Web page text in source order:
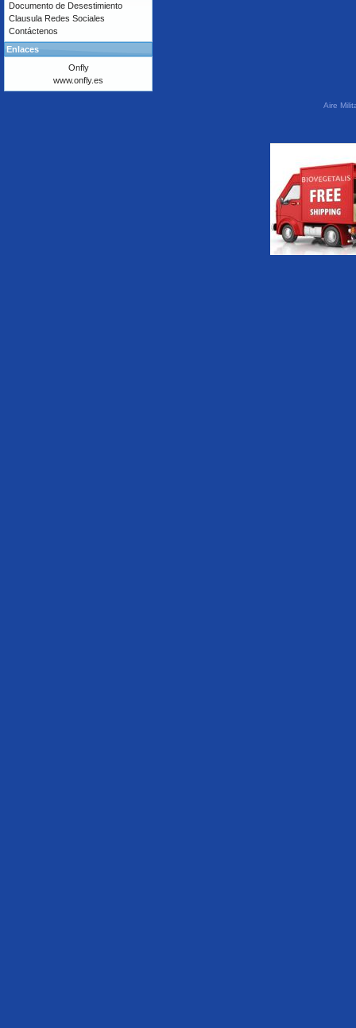
Documento de Desestimiento
Clausula Redes Sociales
Contáctenos
Enlaces
Onfly
www.onfly.es
Aire